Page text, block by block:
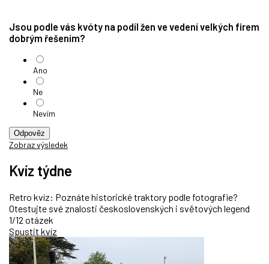
Jsou podle vás kvóty na podíl žen ve vedení velkých firem
dobrým řešením?
Ano
Ne
Nevím
Odpověz
Zobraz výsledek
Kvíz týdne
Retro kvíz: Poznáte historické traktory podle fotografie?
Otestujte své znalosti československých i světových legend
1/12 otázek
Spustit kvíz